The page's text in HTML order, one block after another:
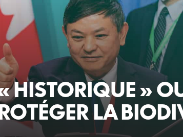
HISTORIQUE »
LA